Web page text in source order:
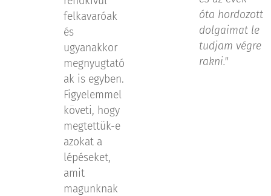
felkavaróak
és
ugyanakkor
megnyugtató
ak is egyben.
Figyelemmel
követi, hogy
megtettük-e
azokat a
lépéseket,
amit
magunknak
óta hordozott
dolgaimat le
tudjam végre
rakni."